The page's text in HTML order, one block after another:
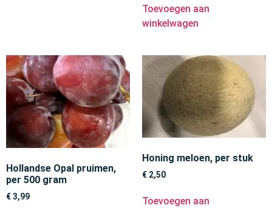
Toevoegen aan
winkelwagen
Hollandse Opal pruimen,
per 500 gram
€3,99
Honing meloen, per stuk
€ 2,50
Toevoegen aan